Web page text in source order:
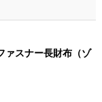
ァスナー長財布（ゾ